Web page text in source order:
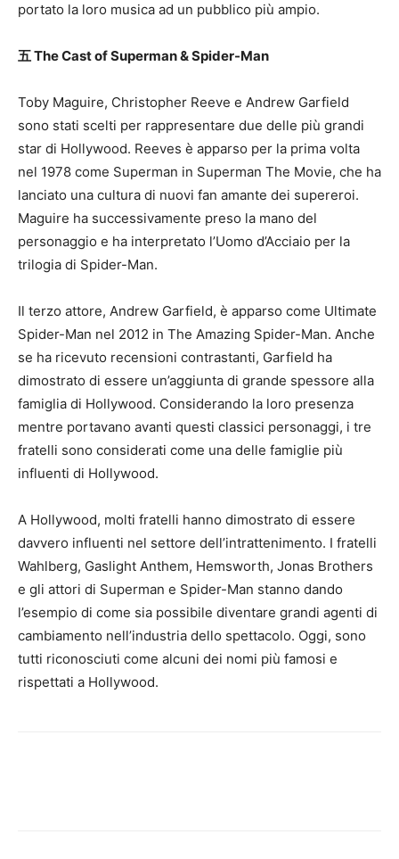
portato la loro musica ad un pubblico più ampio.
五 The Cast of Superman & Spider-Man
Toby Maguire, Christopher Reeve e Andrew Garfield
sono stati scelti per rappresentare due delle più grandi
star di Hollywood. Reeves è apparso per la prima volta
nel 1978 come Superman in Superman The Movie, che ha
lanciato una cultura di nuovi fan amante dei supereroi.
Maguire ha successivamente preso la mano del
personaggio e ha interpretato l’Uomo d’Acciaio per la
trilogia di Spider-Man.
Il terzo attore, Andrew Garfield, è apparso come Ultimate
Spider-Man nel 2012 in The Amazing Spider-Man. Anche
se ha ricevuto recensioni contrastanti, Garfield ha
dimostrato di essere un’aggiunta di grande spessore alla
famiglia di Hollywood. Considerando la loro presenza
mentre portavano avanti questi classici personaggi, i tre
fratelli sono considerati come una delle famiglie più
influenti di Hollywood.
A Hollywood, molti fratelli hanno dimostrato di essere
davvero influenti nel settore dell’intrattenimento. I fratelli
Wahlberg, Gaslight Anthem, Hemsworth, Jonas Brothers
e gli attori di Superman e Spider-Man stanno dando
l’esempio di come sia possibile diventare grandi agenti di
cambiamento nell’industria dello spettacolo. Oggi, sono
tutti riconosciuti come alcuni dei nomi più famosi e
rispettati a Hollywood.